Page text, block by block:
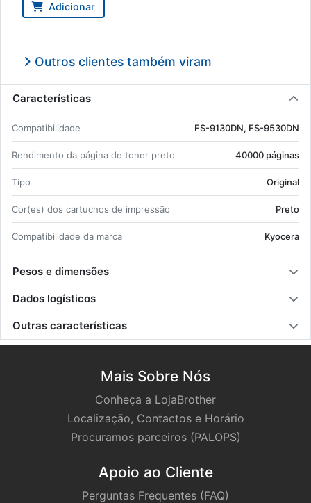
Adicionar
Outros clientes também viram
Características
Com­pa­ti­bi­li­dade FS-9130DN, FS-9530DN
Ren­di­mento da pá­gina de toner preto 40000 pá­ginas
Tipo Ori­ginal
Cor(es) dos car­tu­chos de im­pressão Preto
Com­pa­ti­bi­li­dade da marca Kyo­cera
Pesos e dimensões
Dados logísticos
Outras características
Mais Sobre Nós
Conheça a LojaBrother
Localização, Contactos e Horário
Procuramos parceiros (PALOPS)
Apoio ao Cliente
Perguntas Frequentes (FAQ)